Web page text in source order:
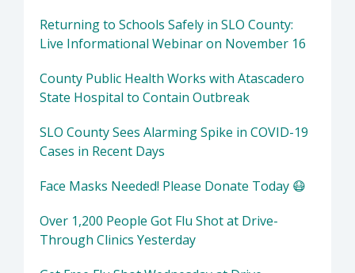
Returning to Schools Safely in SLO County:
Live Informational Webinar on November 16
County Public Health Works with Atascadero
State Hospital to Contain Outbreak
SLO County Sees Alarming Spike in COVID-19
Cases in Recent Days
Face Masks Needed! Please Donate Today 😷
Over 1,200 People Got Flu Shot at Drive-
Through Clinics Yesterday